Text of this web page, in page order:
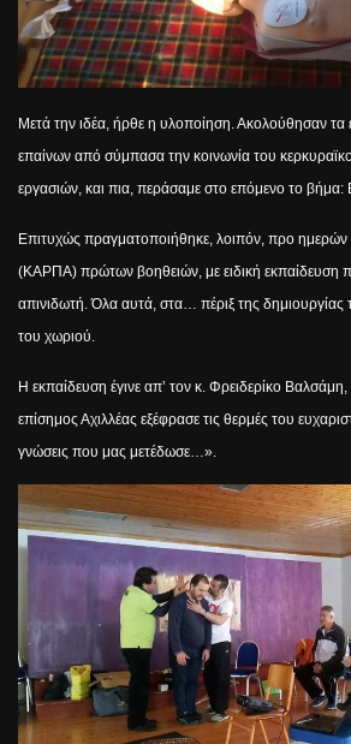
Μετά την ιδέα, ήρθε η υλοποίηση. Ακολούθησαν τα
επαίνων από σύμπασα την κοινωνία του
εργασιών, και πια, περάσαμε στο επόμενο το
Επιτυχώς πραγματοποιήθηκε, λοιπόν, προ ημερών
(ΚΑΡΠΑ) πρώτων βοηθειών, με ειδική εκπαίδευση
απινιδωτή. Όλα αυτά, στα… πέριξ της δημιουργίας
του χωριού.
Η εκπαίδευση έγινε απ’ τον κ. Φρειδερίκο
επίσημος Αχιλλέας εξέφρασε τις θερμές του
γνώσεις που μας μετέδωσε…».